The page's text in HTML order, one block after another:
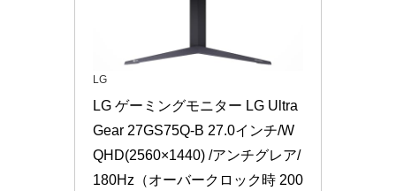
LG
LG ゲーミングモニター LG Ultra
Gear 27GS75Q-B 27.0インチ/W
QHD(2560×1440) /アンチグレア/
180Hz（オーバークロック時 200